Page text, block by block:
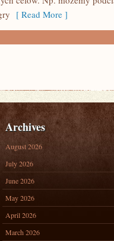
[ Read More ]
Archives
August 2026
July 2026
June 2026
May 2026
April 2026
March 2026